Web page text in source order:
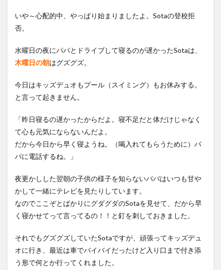
いや～心配的中、やっぱり始まりましたよ。Sotaの登校拒
否。
水曜日の夜にパパとドライブして寝るのが遅かったSotaは、
木曜日の朝はグズグズ。
今日はキッズデュオもプール（スイミング）もお休みする。
と言って起きません。
「昨日寝るの遅かったからだよ。寝不足だと体だけじゃなく
て心も元気にならないんだよ。
だから今日から早く寝ようね。（喝入れてもらうために）パ
パに電話するね。」
夜更かしした翌朝の子供の様子を知らないパパはいつも甘や
かして一緒にテレビを見たりしています。
なのでここぞとばかりにグダグダのSotaを見せて、だから早
く寝かせてって言ってるの！！と釘を刺しておきました。
それでもグズグズしていたSotaですが、頑張ってキッズデュ
オに行き、最近は車でバイバイだったけど入り口まで付き添
う形で何とか行ってくれました。